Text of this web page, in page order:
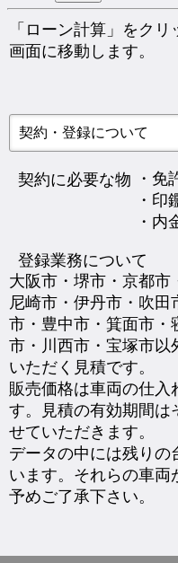
「ローン計算」をク
画面に移動します。
契約・登録について
契約に必要な物
・免
・印
・内
登録業務について
大阪市・堺市・京都市
尼崎市・伊丹市・吹
市・豊中市・箕面市・
市・川西市・宝塚市以
いただく見積です。
販売価格は車両の仕入
す。見積の有効期間は
せていただきます。
データの中には残りの
います。それらの車
予めご了承下さい。